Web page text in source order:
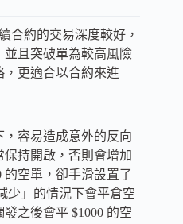
合約的交易深度較好，
且突破單為較高風險
，更適合以合約來進
，容易造成意外的反向
持開啟，否則會增加
的空單，卻手滑設置了
少」的情況下會平倉空
之後會平 $1000 的空